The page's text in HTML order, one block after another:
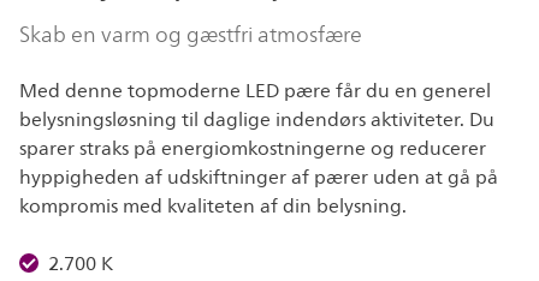
Skab en varm og gæstfri atmosfære
Med denne topmoderne LED pære får du en generel
belysningsløsning til daglige indendørs aktiviteter. Du
sparer straks på energiomkostningerne og reducerer
hyppigheden af udskiftninger af pærer uden at gå på
kompromis med kvaliteten af din belysning.
2.700 K